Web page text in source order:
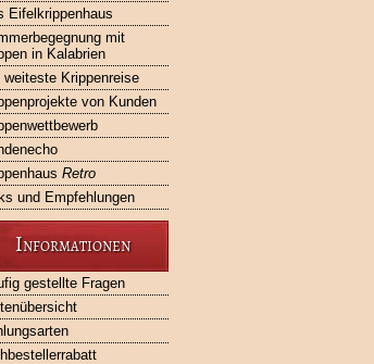
Eifelkrippenhaus
mit
in Kalabrien
weiteste Krippenreise
von Kunden
Retro
und Empfehlungen
Informationen
gestellte Fragen